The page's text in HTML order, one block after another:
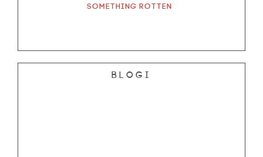
Something Rotten
Blogi